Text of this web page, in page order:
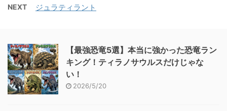
NEXT ジュラティラント
【最強恐竜5選】本当に強かった恐竜ラン
キング！ティラノサウルスだけじゃな
い！
2026/5/20